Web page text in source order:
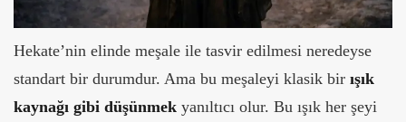
Hekate’nin elinde meşale ile tasvir edilmesi neredeyse
standart bir durumdur. Ama bu meşaleyi klasik bir ışık
kaynağı gibi düşünmek yanıltıcı olur. Bu ışık her şeyi